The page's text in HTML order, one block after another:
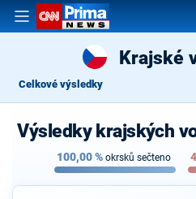
Krajské
Celkové výsledky
Výsledky krajských
100,00% okrsků sečteno